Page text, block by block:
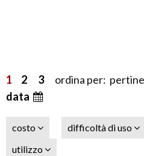
1 2 3ordina per:
data
costo difficoltà di uso
utilizzo